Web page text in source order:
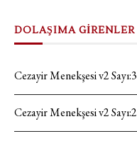
DOLAŞIMA GİRENLER
Cezayir Menekşesi v2 Sayı:3
Cezayir Menekşesi v2 Sayı:2